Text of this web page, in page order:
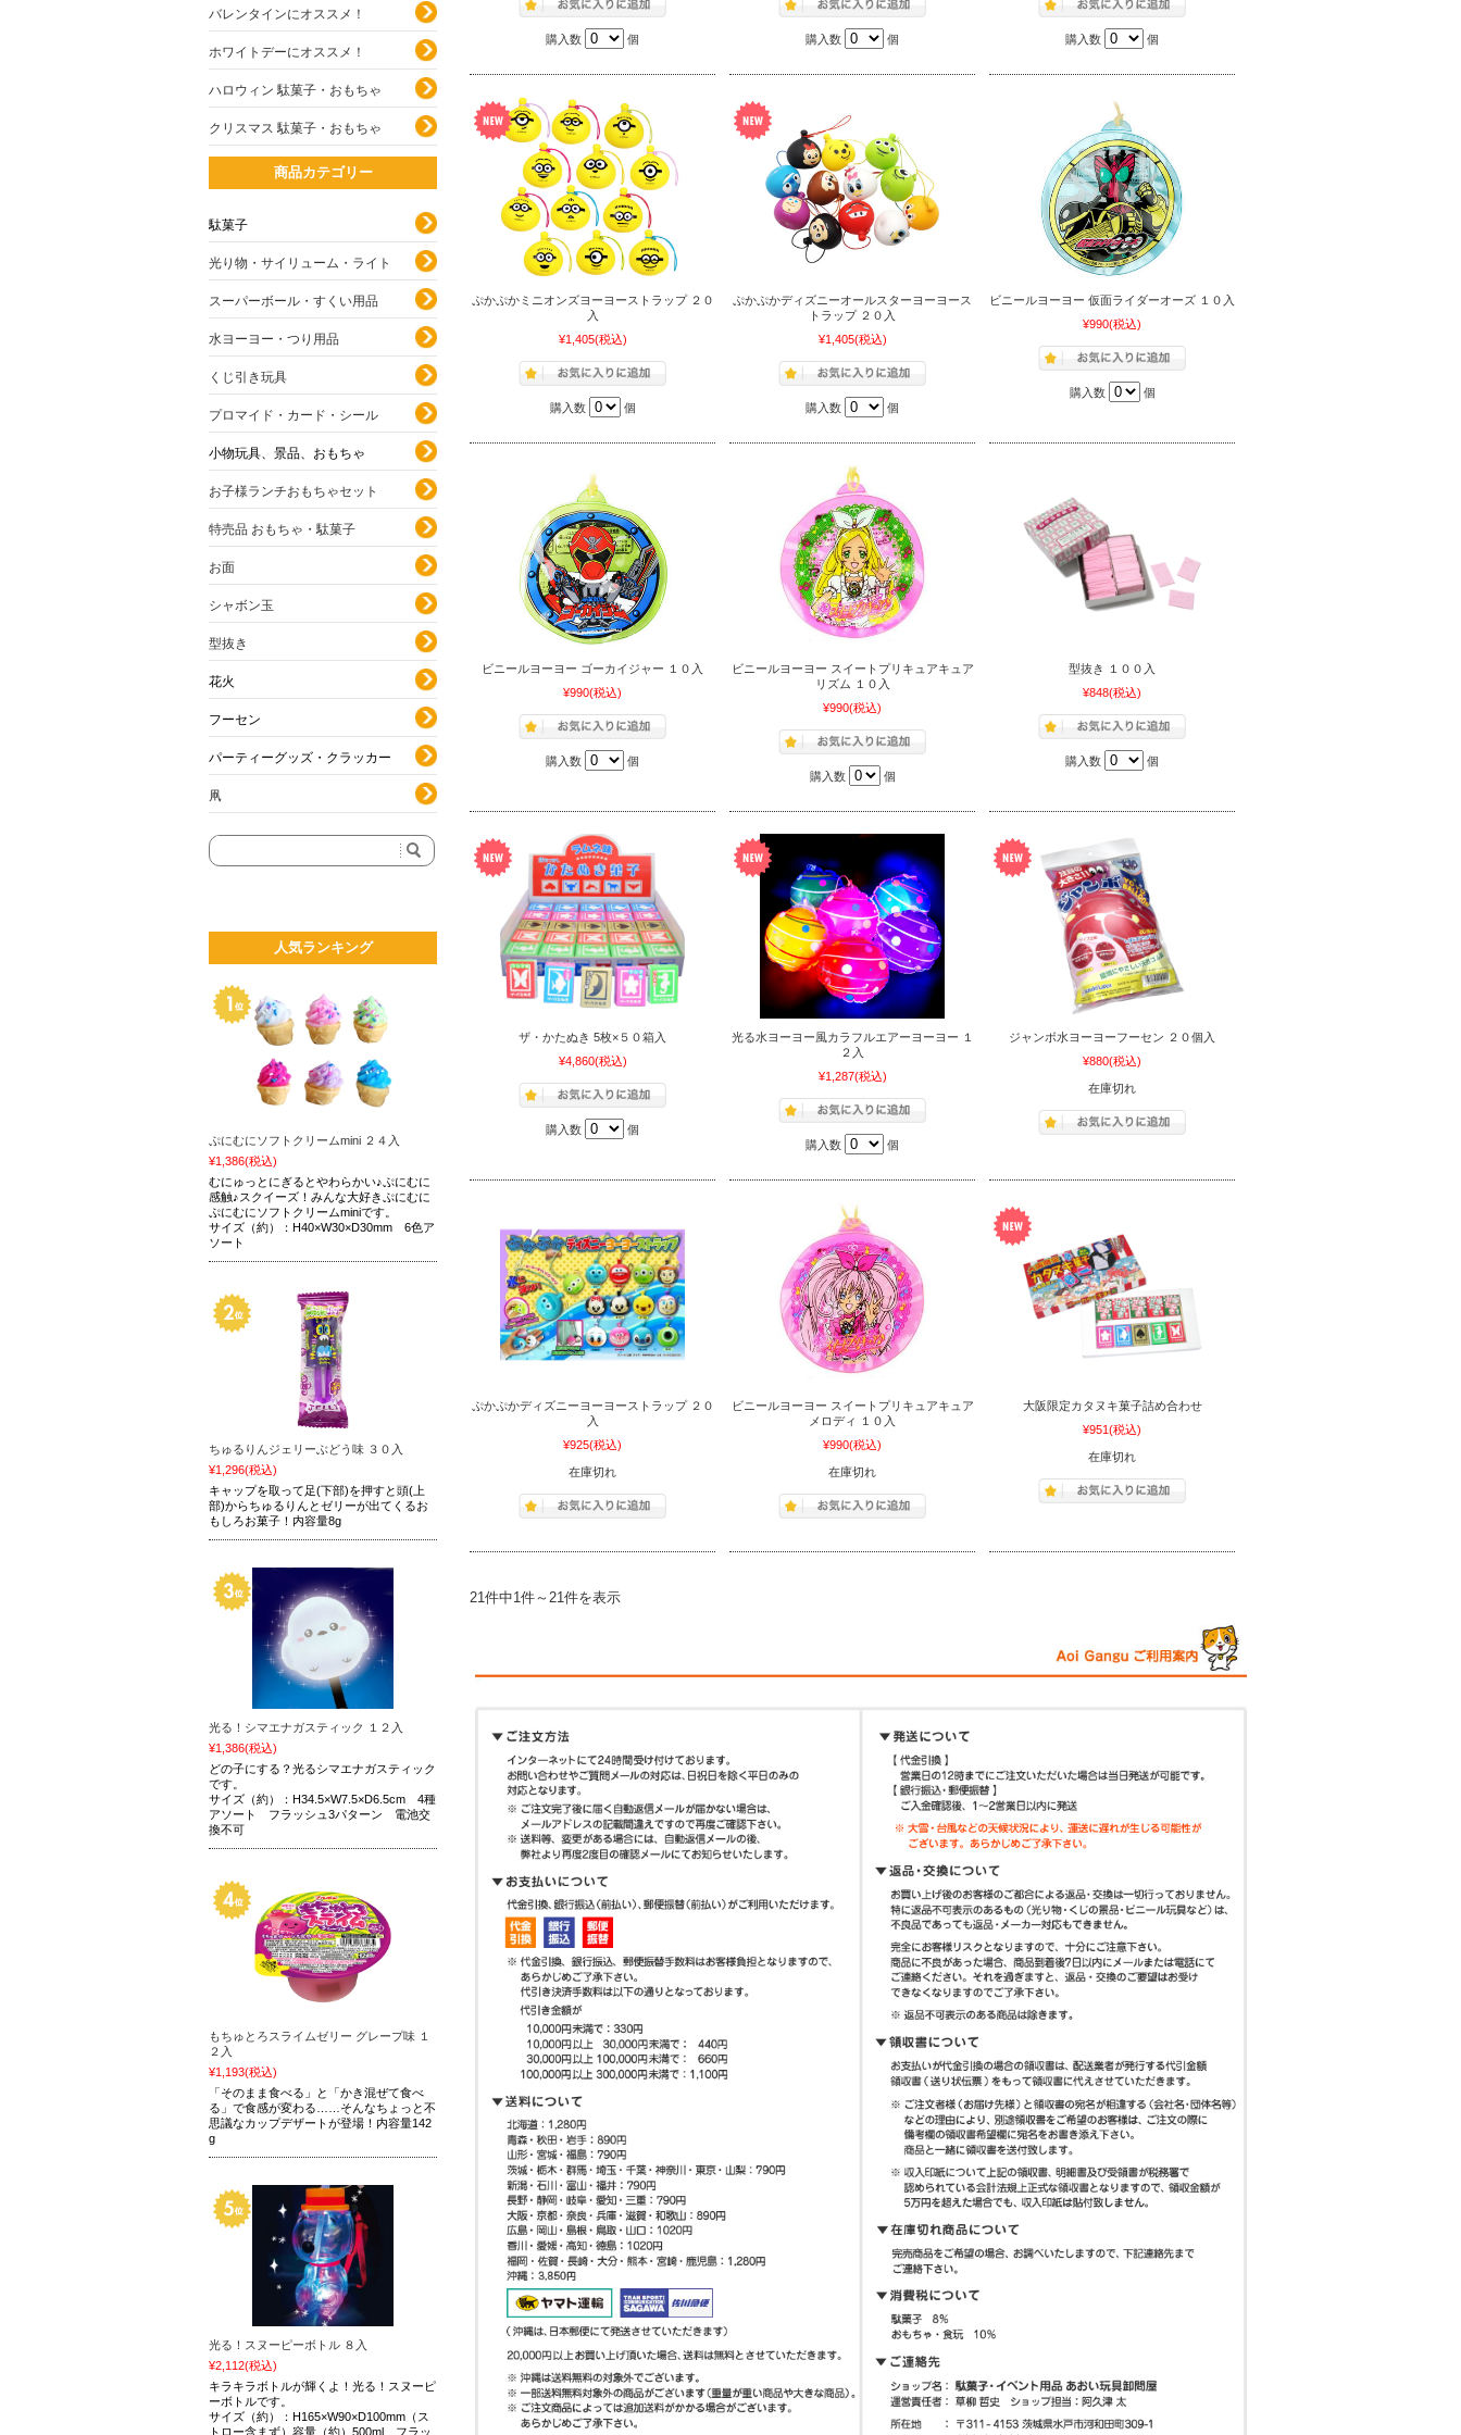
購入数 個 購入数 個 購入数 個
ぷかぷかミニオンズヨーヨーストラップ ２０
入
¥1,405(税込)
購入数 個
ぷかぷかディズニーオールスターヨーヨース
トラップ ２０入
¥1,405(税込)
購入数 個
ビニールヨーヨー 仮面ライダーオーズ １０入
¥990(税込)
購入数 個
ビニールヨーヨー ゴーカイジャー １０入
¥990(税込)
購入数 個
ビニールヨーヨー スイートプリキュアキュア
リズム １０入
¥990(税込)
購入数 個
型抜き １００入
¥848(税込)
購入数 個
ザ・かたぬき 5枚×５０箱入
¥4,860(税込)
購入数 個
光る水ヨーヨー風カラフルエアーヨーヨー １
２入
¥1,287(税込)
購入数 個
ジャンボ水ヨーヨーフーセン ２０個入
¥880(税込)
在庫切れ
ぷかぷかディズニーヨーヨーストラップ ２０
入
¥925(税込)
在庫切れ
ビニールヨーヨー スイートプリキュアキュア
メロディ １０入
¥990(税込)
在庫切れ
大阪限定カタヌキ菓子詰め合わせ
¥951(税込)
在庫切れ
21件中1件～21件を表示
バレンタインにオススメ！
ホワイトデーにオススメ！
ハロウィン 駄菓子・おもちゃ
クリスマス 駄菓子・おもちゃ
商品カテゴリー
駄菓子
光り物・サイリューム・ライト
スーパーボール・すくい用品
水ヨーヨー・つり用品
くじ引き玩具
プロマイド・カード・シール
小物玩具、景品、おもちゃ
お子様ランチおもちゃセット
特売品 おもちゃ・駄菓子
お面
シャボン玉
型抜き
花火
フーセン
パーティーグッズ・クラッカー
凧
人気ランキング
ぷにむにソフトクリームmini ２４入
¥1,386(税込)
むにゅっとにぎるとやわらかい♪ぷにむに
感触♪スクイーズ！みんな大好きぷにむに
ぷにむにソフトクリームminiです。
サイズ（約）：H40×W30×D30mm 6色ア
ソート
ちゅるりんジェリーぶどう味 ３０入
¥1,296(税込)
キャップを取って足(下部)を押すと頭(上
部)からちゅるりんとゼリーが出てくるお
もしろお菓子！内容量8g
光る！シマエナガスティック １２入
¥1,386(税込)
どの子にする？光るシマエナガスティック
です。
サイズ（約）：H34.5×W7.5×D6.5cm 4種
アソート フラッシュ3パターン 電池交
換不可
もちゅとろスライムゼリー グレープ味 １
２入
¥1,193(税込)
「そのまま食べる」と「かき混ぜて食べ
る」で食感が変わる……そんなちょっと不
思議なカップデザートが登場！内容量142
g
光る！スヌーピーボトル ８入
¥2,112(税込)
キラキラボトルが輝くよ！光る！スヌーピ
ーボトルです。
サイズ（約）：H165×W90×D100mm（ス
トロー含まず）容量（約）500ml フラッ